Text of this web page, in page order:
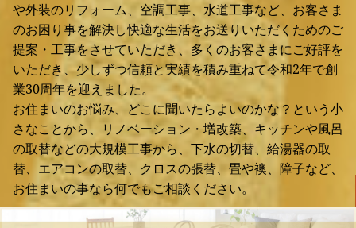
や外装のリフォーム、空調工事、水道工事など、お客さま
のお困り事を解決し快適な生活をお送りいただくためのご
提案・工事をさせていただき、多くのお客さまにご好評を
いただき、少しずつ信頼と実績を積み重ねて令和2年で創
業30周年を迎えました。
お住まいのお悩み、どこに聞いたらよいのかな？という小
さなことから、リノベーション・増改築、キッチンや風呂
の取替などの大規模工事から、下水の切替、給湯器の取
替、エアコンの取替、クロスの張替、畳や襖、障子など、
お住まいの事なら何でもご相談ください。